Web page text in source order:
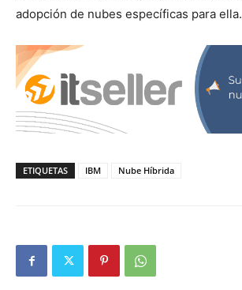
adopción de nubes específicas para ella.
ETIQUETAS IBM Nube Híbrida